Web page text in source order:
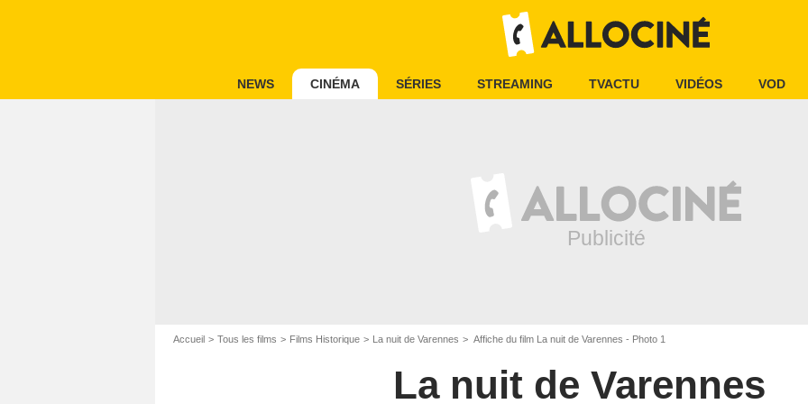
NEWS CINÉMA SÉRIES STREAMING TVACTU VIDÉOS VOD
Accueil Tous les films Films Historique La nuit de Varennes Affiche du film La nuit de Varennes - Photo 1
La nuit de Varennes